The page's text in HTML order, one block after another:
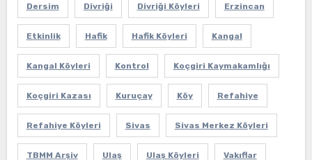
Dersim Divriği Divriği Köyleri Erzincan
Etkinlik Hafik Hafik Köyleri Kangal
Kangal Köyleri Kontrol Koçgiri Kaymakamlığı
Koçgiri Kazası Kuruçay Köy Refahiye
Refahiye Köyleri Sivas Sivas Merkez Köyleri
TBMM Arşiv Ulaş Ulaş Köyleri Vakıflar